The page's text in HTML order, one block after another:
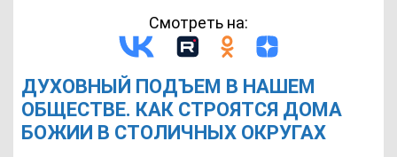
Смотреть на:
ДУХОВНЫЙ ПОДЪЕМ В НАШЕМ
ОБЩЕСТВЕ. КАК СТРОЯТСЯ ДОМА
БОЖИИ В СТОЛИЧНЫХ ОКРУГАХ